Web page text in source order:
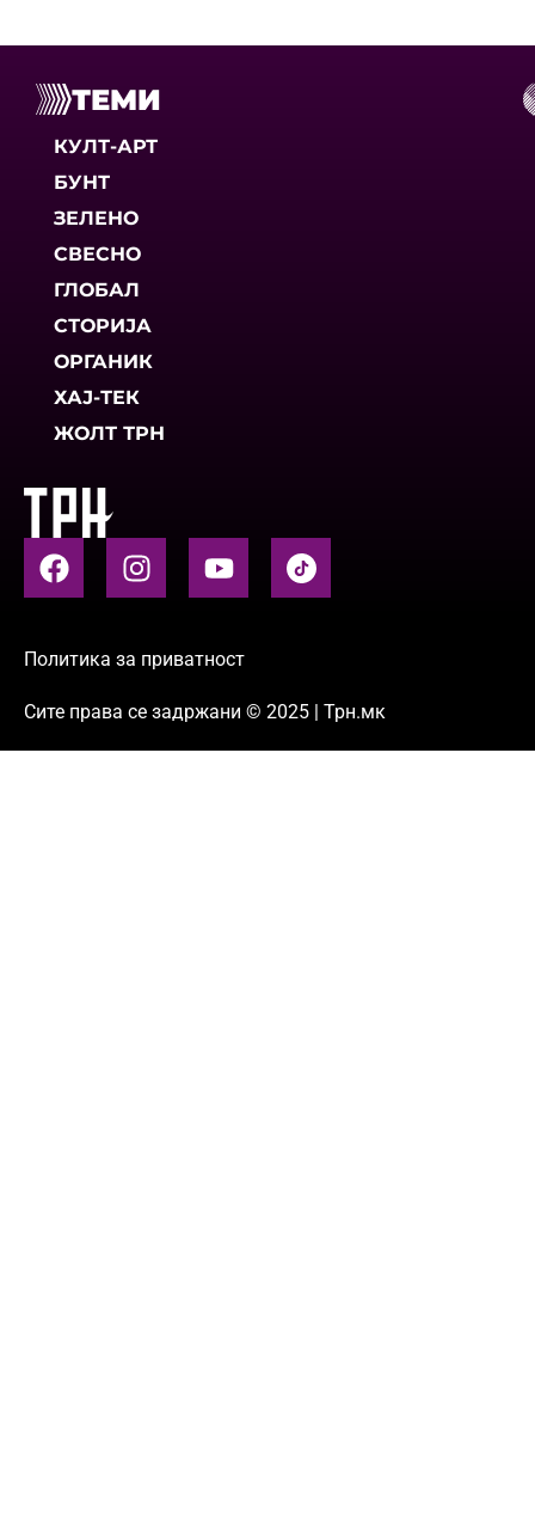
ТЕМИ
КУЛТ-АРТ
БУНТ
ЗЕЛЕНО
СВЕСНО
ГЛОБАЛ
СТОРИЈА
ОРГАНИК
ХАЈ-ТЕК
ЖОЛТ ТРН
Политика за приватност
Сите права се задржани © 2025 | Трн.мк